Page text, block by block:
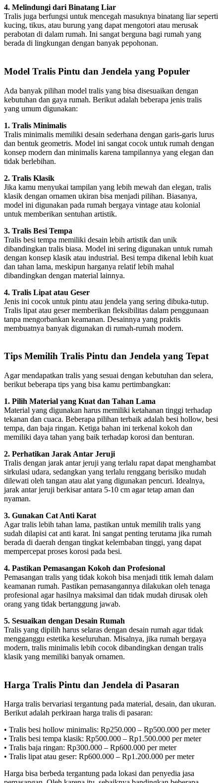
4. Melindungi dari Binatang Liar
Tralis juga berfungsi untuk mencegah masuknya binatang liar seperti
kucing, tikus, atau burung yang dapat mengotori atau merusak
perabotan di dalam rumah. Ini sangat berguna bagi rumah yang
berada di lingkungan dengan banyak pepohonan.
Model Tralis Pintu dan Jendela yang Populer
Ada banyak pilihan model tralis yang bisa disesuaikan dengan
kebutuhan dan gaya rumah. Berikut adalah beberapa jenis tralis
yang umum digunakan:
1. Tralis Minimalis
Tralis minimalis memiliki desain sederhana dengan garis-garis lurus
dan bentuk geometris. Model ini sangat cocok untuk rumah dengan
konsep modern dan minimalis karena tampilannya yang elegan dan
tidak berlebihan.
2. Tralis Klasik
Jika kamu menyukai tampilan yang lebih mewah dan elegan, tralis
klasik dengan ornamen ukiran bisa menjadi pilihan. Biasanya,
model ini digunakan pada rumah bergaya vintage atau kolonial
untuk memberikan sentuhan artistik.
3. Tralis Besi Tempa
Tralis besi tempa memiliki desain lebih artistik dan unik
dibandingkan tralis biasa. Model ini sering digunakan untuk rumah
dengan konsep klasik atau industrial. Besi tempa dikenal lebih kuat
dan tahan lama, meskipun harganya relatif lebih mahal
dibandingkan dengan material lainnya.
4. Tralis Lipat atau Geser
Jenis ini cocok untuk pintu atau jendela yang sering dibuka-tutup.
Tralis lipat atau geser memberikan fleksibilitas dalam penggunaan
tanpa mengorbankan keamanan. Desainnya yang praktis
membuatnya banyak digunakan di rumah-rumah modern.
Tips Memilih Tralis Pintu dan Jendela yang Tepat
Agar mendapatkan tralis yang sesuai dengan kebutuhan dan selera,
berikut beberapa tips yang bisa kamu pertimbangkan:
1. Pilih Material yang Kuat dan Tahan Lama
Material yang digunakan harus memiliki ketahanan tinggi terhadap
tekanan dan cuaca. Beberapa pilihan terbaik adalah besi hollow, besi
tempa, dan baja ringan. Ketiga bahan ini terkenal kokoh dan
memiliki daya tahan yang baik terhadap korosi dan benturan.
2. Perhatikan Jarak Antar Jeruji
Tralis dengan jarak antar jeruji yang terlalu rapat dapat menghambat
sirkulasi udara, sedangkan yang terlalu renggang berisiko mudah
dilewati oleh tangan atau alat yang digunakan pencuri. Idealnya,
jarak antar jeruji berkisar antara 5-10 cm agar tetap aman dan
nyaman.
3. Gunakan Cat Anti Karat
Agar tralis lebih tahan lama, pastikan untuk memilih tralis yang
sudah dilapisi cat anti karat. Ini sangat penting terutama jika rumah
berada di daerah dengan tingkat kelembaban tinggi, yang dapat
mempercepat proses korosi pada besi.
4. Pastikan Pemasangan Kokoh dan Profesional
Pemasangan tralis yang tidak kokoh bisa menjadi titik lemah dalam
keamanan rumah. Pastikan pemasangannya dilakukan oleh tenaga
profesional agar hasilnya maksimal dan tidak mudah dirusak oleh
orang yang tidak bertanggung jawab.
5. Sesuaikan dengan Desain Rumah
Tralis yang dipilih harus selaras dengan desain rumah agar tidak
mengganggu estetika keseluruhan. Misalnya, jika rumah bergaya
modern, tralis minimalis lebih cocok dibandingkan dengan tralis
klasik yang memiliki banyak ornamen.
Harga Tralis Pintu dan Jendela di Pasaran
Harga tralis bervariasi tergantung pada material, desain, dan ukuran.
Berikut adalah perkiraan harga tralis di pasaran:
• Tralis besi hollow minimalis: Rp250.000 – Rp500.000 per meter
• Tralis besi tempa klasik: Rp500.000 – Rp1.500.000 per meter
• Tralis baja ringan: Rp300.000 – Rp600.000 per meter
• Tralis lipat atau geser: Rp600.000 – Rp1.200.000 per meter
Harga bisa berbeda tergantung pada lokasi dan penyedia jasa